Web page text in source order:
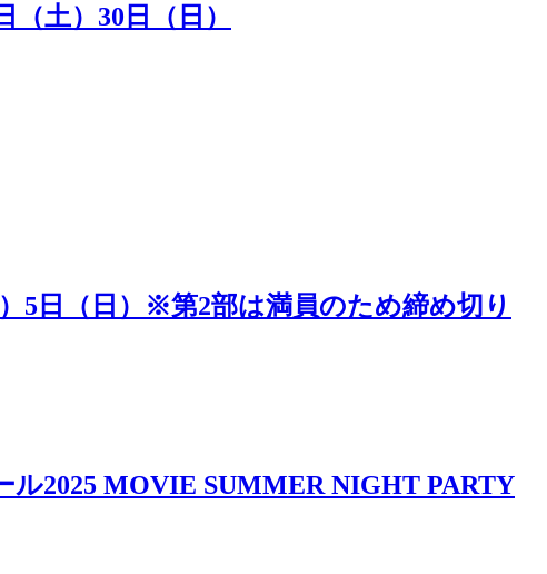
土）30日（日）
5日（日）※第2部は満員のため締め切り
2025 MOVIE SUMMER NIGHT PARTY